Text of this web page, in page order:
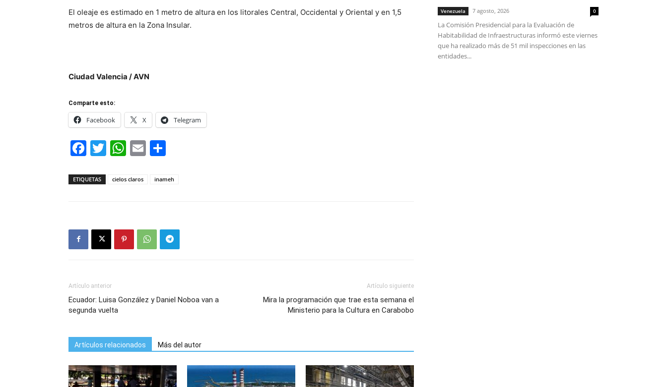
El oleaje es estimado en 1 metro de altura en los litorales Central, Occidental y Oriental y en 1,5
metros de altura en la Zona Insular.
Ciudad Valencia / AVN
Comparte esto:
Facebook X Telegram
Facebook
Twitter
WhatsApp
Email
ETIQUETAS cielos claros inameh
Artículo anterior
Ecuador: Luisa González y Daniel Noboa van a
segunda vuelta
Artículo siguiente
Mira la programación que trae esta semana el
Ministerio para la Cultura en Carabobo
Artículos relacionados Más del autor
Venezuela 7 agosto, 2026 0
La Comisión Presidencial para la Evaluación de
Habitabilidad de Infraestructuras informó este viernes
que ha realizado más de 51 mil inspecciones en las
entidades...